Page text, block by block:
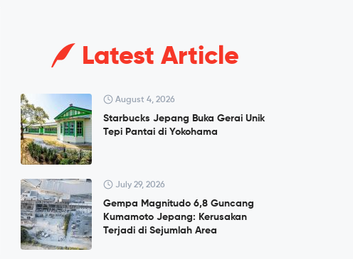
Latest Article
August 4, 2026
Starbucks Jepang Buka Gerai Unik
Tepi Pantai di Yokohama
July 29, 2026
Gempa Magnitudo 6,8 Guncang
Kumamoto Jepang: Kerusakan
Terjadi di Sejumlah Area